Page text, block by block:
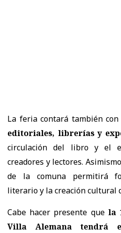
La feria contará también con
editoriales, librerías y
circulación del libro y el
creadores y lectores.
de la comuna permitirá
literario y la creación cultural
Cabe hacer presente que la
Villa Alemana tendrá